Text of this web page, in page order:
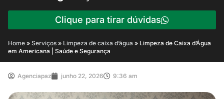
Clique para tirar dúvidas
Home » Serviços » Limpeza de caixa d’água » Limpeza de Caixa d’Água
em Americana | Saúde e Segurança
Agenciapaz junho 22, 2026 9:36 am